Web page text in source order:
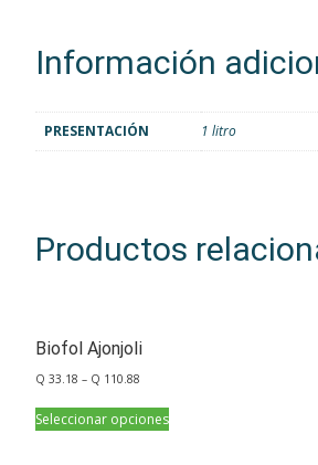
Información
PRESENTACIÓN 1 litro
Productos
Biofol Ajonjoli
Q 33.18 – Q 110.88
Seleccionar opciones